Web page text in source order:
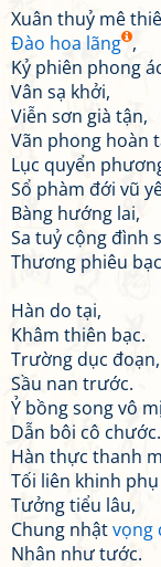
Xuân thuỷ mê
Đào hoa lãng ,
Kỷ phiên phong
Vân sạ khởi,
Viễn sơn già tận,
Vãn phong hoàn
Lục quyển
Sổ phàm đới vũ
Bàng hướng lai,
Sa tuỷ cộng đình
Thương phiêu
Hàn do tại,
Khâm thiên bạc.
Trường dục đoạn,
Sầu nan trước.
Ỷ bồng song vô
Dẫn bôi cô chước.
Hàn thực thanh
Tối liên khinh
Tưởng tiểu lâu,
Chung nhậtvọng
Nhân như tước.